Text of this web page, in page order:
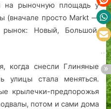
на рыночную площадь у
(вначале просто Mаrkt —
рынок: Новый, Большой,
когда снесли Глиняные
улицы стала меняться.
крылечки-предпорожья
потом и сами дома